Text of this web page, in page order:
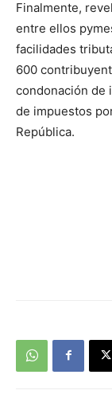
Finalmente,
entre ellos
facilidades
600
condonación de
de impuestos
República.